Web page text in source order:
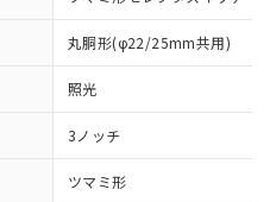
丸胴形(φ22/25mm共用)
照光
3ノッチ
ツマミ形